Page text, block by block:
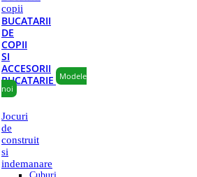
copii
BUCATARII
DE
COPII
SI
ACCESORII
BUCATARIE
Modele
noi
Jocuri
de
construit
si
indemanare